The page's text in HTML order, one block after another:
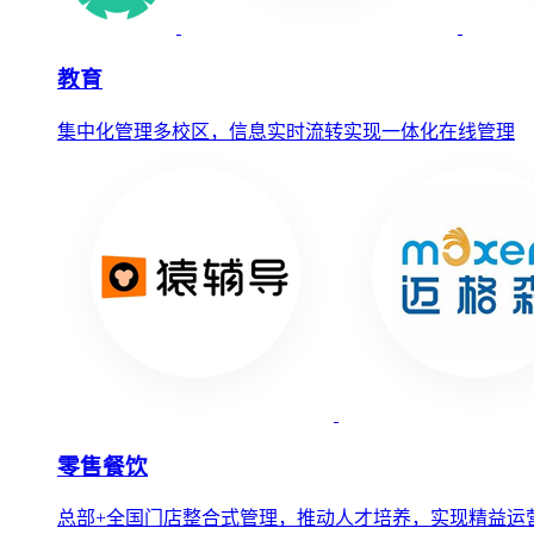
教育
集中化管理多校区，信息实时流转实现一体化在线管理
零售餐饮
总部+全国门店整合式管理，推动人才培养，实现精益运